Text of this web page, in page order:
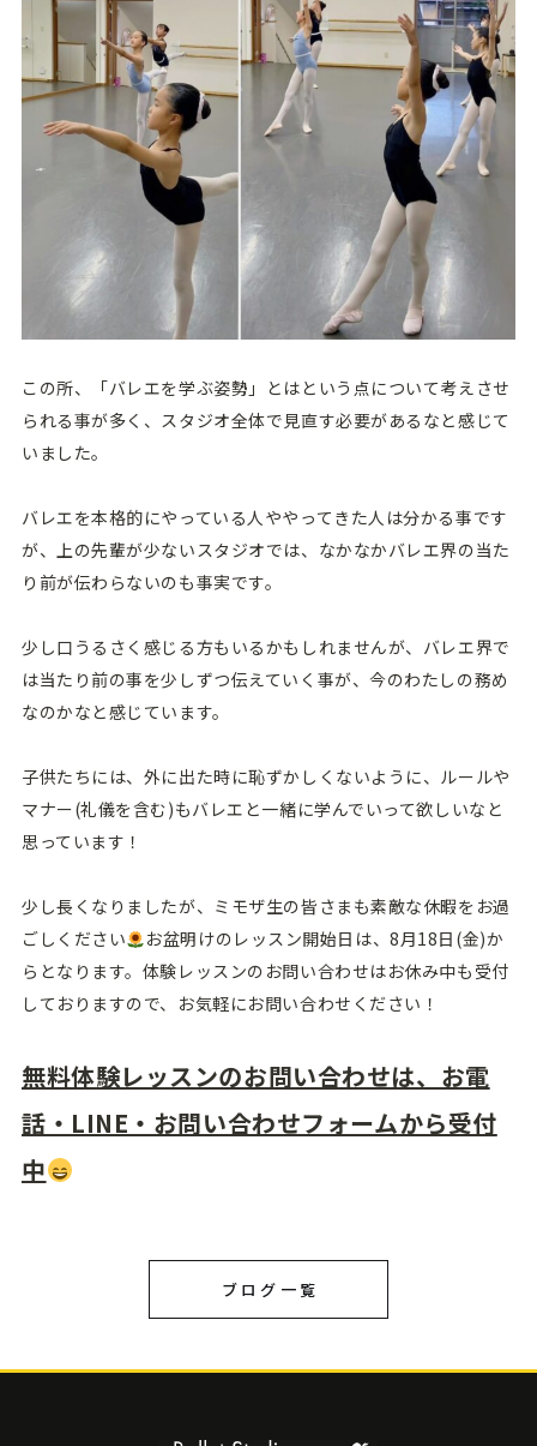
この所、「バレエを学ぶ姿勢」とはという点について考えさせ
られる事が多く、スタジオ全体で見直す必要があるなと感じて
いました。
バレエを本格的にやっている人ややってきた人は分かる事です
が、上の先輩が少ないスタジオでは、なかなかバレエ界の当た
り前が伝わらないのも事実です。
少し口うるさく感じる方もいるかもしれませんが、バレエ界で
は当たり前の事を少しずつ伝えていく事が、今のわたしの務め
なのかなと感じています。
子供たちには、外に出た時に恥ずかしくないように、ルールや
マナー(礼儀を含む)もバレエと一緒に学んでいって欲しいなと
思っています！
少し長くなりましたが、ミモザ生の皆さまも素敵な休暇をお過
ごしください
お盆明けのレッスン開始日は、8月18日(金)か
らとなります。体験レッスンのお問い合わせはお休み中も受付
しておりますので、お気軽にお問い合わせください！
無料体験レッスンのお問い合わせは、お電
話・LINE・お問い合わせフォームから受付
中
ブログ一覧